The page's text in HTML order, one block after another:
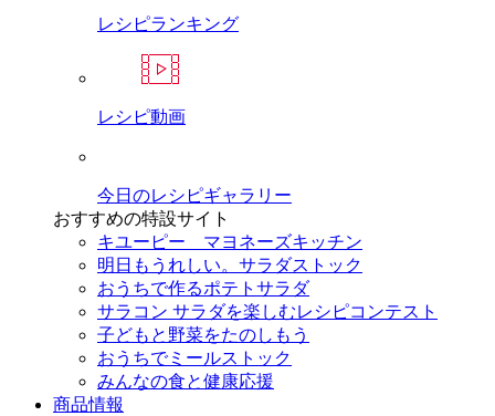
レシピランキング
レシピ動画
今日のレシピギャラリー
おすすめの特設サイト
キユーピー マヨネーズキッチン
明日もうれしい。サラダストック
おうちで作るポテトサラダ
サラコン サラダを楽しむレシピコンテスト
子どもと野菜をたのしもう
おうちでミールストック
みんなの食と健康応援
商品情報